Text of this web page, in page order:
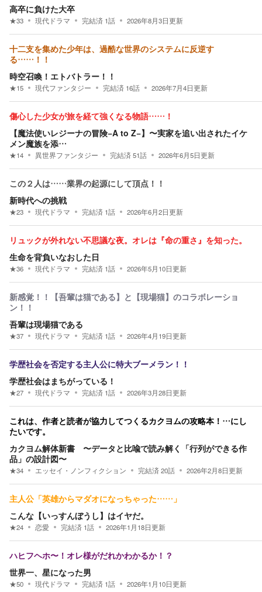
高卒に負けた大卒
★33 現代ドラマ 完結済 1話 2026年8月3日更新
十二支を集めた少年は、過酷な世界のシステムに反逆す
る……！！
時空召喚！エトバトラー！！
★15 現代ファンタジー 完結済 16話 2026年7月4日更新
傷心した少女が旅を経て強くなる物語……！
【魔法使いレジーナの冒険−A to Z−】〜実家を追い出されたイケ
メン魔族を添…
★14 異世界ファンタジー 完結済51話 2026年6月5日更新
この２人は……業界の起源にして頂点！！
新時代への挑戦
★23 現代ドラマ 完結済 1話 2026年6月2日更新
リュックが外れない不思議な夜。オレは『命の重さ』を知った。
生命を背負いなおした日
★36 現代ドラマ 完結済 1話 2026年5月10日更新
新感覚！！【吾輩は猫である】と【現場猫】のコラボレーショ
ン！！
吾輩は現場猫である
★37 現代ドラマ 完結済 1話 2026年4月19日更新
学歴社会を否定する主人公に特大ブーメラン！！
学歴社会はまちがっている！
★27 現代ドラマ 完結済 1話 2026年3月28日更新
これは、作者と読者が協力してつくるカクヨムの攻略本！…にし
たいです。
カクヨム解体新書 〜データと比喩で読み解く「行列ができる作
品」の設計図〜
★34 エッセイ・ノンフィクション 完結済20話 2026年2月8日更新
主人公「英雄からマダオになっちゃった……」
こんな【いっすんぼうし】はイヤだ。
★24 恋愛 完結済 1話 2026年1月18日更新
ハヒフヘホ〜！オレ様がだれかわかるか！？
世界一、星になった男
★50 現代ドラマ 完結済 1話 2026年1月10日更新